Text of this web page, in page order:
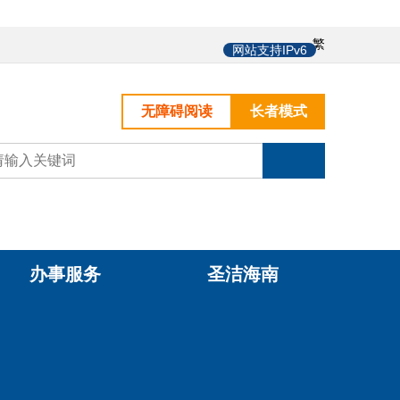
中
繁
网站支持IPv6
长者模式
无障碍阅读
办事服务 圣洁海南